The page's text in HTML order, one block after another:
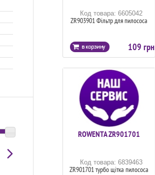
Код товара: 6605042
ZR903901 Фільтр для пилососа
109 грн
ROWENTA ZR901701
Код товара: 6839463
ZR901701 турбо щітка пилососа